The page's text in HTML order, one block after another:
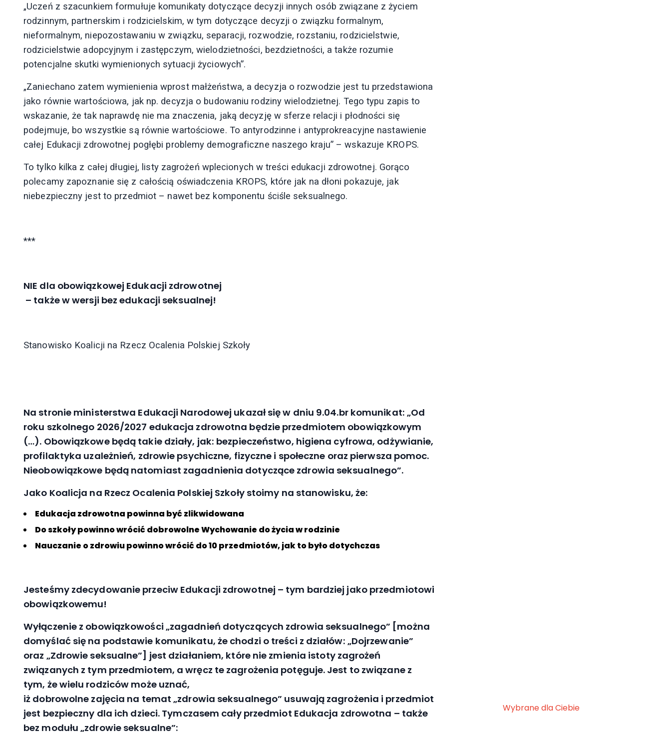
„Uczeń z szacunkiem formułuje komunikaty dotyczące decyzji innych osób związane z życiem
rodzinnym, partnerskim i rodzicielskim, w tym dotyczące decyzji o związku formalnym,
nieformalnym, niepozostawaniu w związku, separacji, rozwodzie, rozstaniu, rodzicielstwie,
rodzicielstwie adopcyjnym i zastępczym, wielodzietności, bezdzietności, a także rozumie
potencjalne skutki wymienionych sytuacji życiowych”.
„Zaniechano zatem wymienienia wprost małżeństwa, a decyzja o rozwodzie jest tu przedstawiona
jako równie wartościowa, jak np. decyzja o budowaniu rodziny wielodzietnej. Tego typu zapis to
wskazanie, że tak naprawdę nie ma znaczenia, jaką decyzję w sferze relacji i płodności się
podejmuje, bo wszystkie są równie wartościowe. To antyrodzinne i antyprokreacyjne nastawienie
całej Edukacji zdrowotnej pogłębi problemy demograficzne naszego kraju” – wskazuje KROPS.
To tylko kilka z całej długiej, listy zagrożeń wplecionych w treści edukacji zdrowotnej. Gorąco
polecamy zapoznanie się z całością oświadczenia KROPS, które jak na dłoni pokazuje, jak
niebezpieczny jest to przedmiot – nawet bez komponentu ściśle seksualnego.
***
NIE dla obowiązkowej Edukacji zdrowotnej
– także w wersji bez edukacji seksualnej!
Stanowisko Koalicji na Rzecz Ocalenia Polskiej Szkoły
Na stronie ministerstwa Edukacji Narodowej ukazał się w dniu 9.04.br komunikat: „Od
roku szkolnego 2026/2027 edukacja zdrowotna będzie przedmiotem obowiązkowym
(…). Obowiązkowe będą takie działy, jak: bezpieczeństwo, higiena cyfrowa, odżywianie,
profilaktyka uzależnień, zdrowie psychiczne, fizyczne i społeczne oraz pierwsza pomoc.
Nieobowiązkowe będą natomiast zagadnienia dotyczące zdrowia seksualnego”.
Jako Koalicja na Rzecz Ocalenia Polskiej Szkoły stoimy na stanowisku, że:
Edukacja zdrowotna powinna być zlikwidowana
Do szkoły powinno wrócić dobrowolne Wychowanie do życia w rodzinie
Nauczanie o zdrowiu powinno wrócić do 10 przedmiotów, jak to było dotychczas
Jesteśmy zdecydowanie przeciw Edukacji zdrowotnej – tym bardziej jako przedmiotowi
obowiązkowemu!
Wyłączenie z obowiązkowości „zagadnień dotyczących zdrowia seksualnego” [można
domyślać się na podstawie komunikatu, że chodzi o treści z działów: „Dojrzewanie”
oraz „Zdrowie seksualne”] jest działaniem, które nie zmienia istoty zagrożeń
związanych z tym przedmiotem, a wręcz te zagrożenia potęguje. Jest to związane z
tym, że wielu rodziców może uznać,
iż dobrowolne zajęcia na temat „zdrowia seksualnego” usuwają zagrożenia i przedmiot
jest bezpieczny dla ich dzieci. Tymczasem cały przedmiot Edukacja zdrowotna – także
bez modułu „zdrowie seksualne”:
Wybrane dla Ciebie